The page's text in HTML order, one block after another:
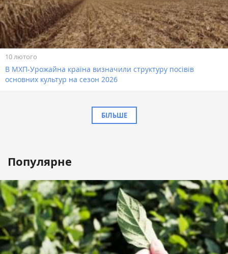
10 лютого
В МХП-Урожайна країна визначили структуру посівів
основних культур на сезон 2026
БІЛЬШЕ
Популярне